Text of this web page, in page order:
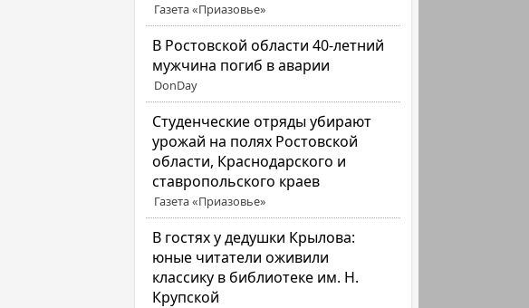
Газета «Приазовье»
В Ростовской области 40-летний
мужчина погиб в аварии
DonDay
Студенческие отряды убирают
урожай на полях Ростовской
области, Краснодарского и
ставропольского краев
Газета «Приазовье»
В гостях у дедушки Крылова:
юные читатели оживили
классику в библиотеке им. Н.
Крупской